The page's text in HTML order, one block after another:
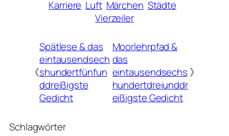
Karriere Luft Märchen Städte
Vierzeiler
《
Spätlese & das
eintausendsech
shundertfünfun
ddreißigste
Gedicht
Moorlehrpfad &
das
eintausendsechs
hundertdreiunddr
eißigste Gedicht
》
Schlagwörter